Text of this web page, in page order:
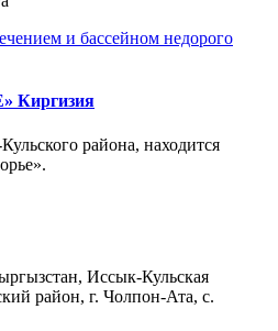
Киргизия
района, находится
Иссык-Кульская
район, г. Чолпон-Ата, с.